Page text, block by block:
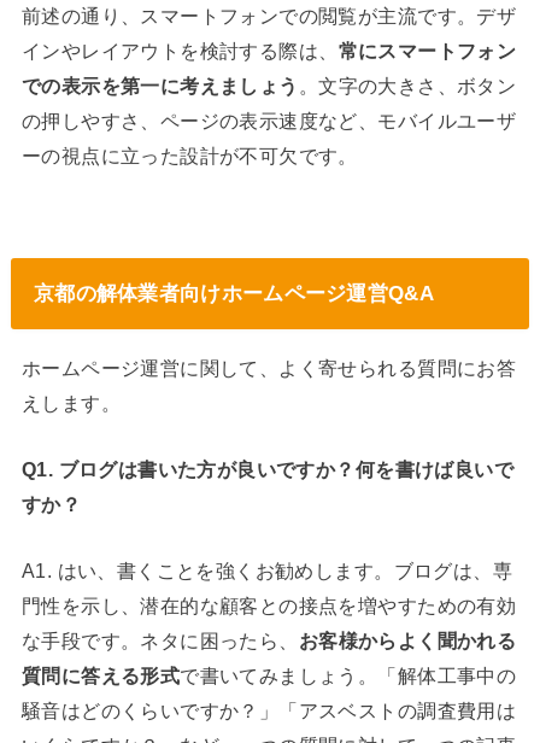
前述の通り、スマートフォンでの閲覧が主流です。デザ
インやレイアウトを検討する際は、 常にスマートフォン
での表示を第一に考えましょう 。文字の大きさ、ボタン
の押しやすさ、ページの表示速度など、モバイルユーザ
ーの視点に立った設計が不可欠です。
京都の解体業者向けホームページ運営Q&A
ホームページ運営に関して、よく寄せられる質問にお答
えします。
Q1. ブログは書いた方が良いですか？何を書けば良いで
すか？
A1. はい、書くことを強くお勧めします。ブログは、専
門性を示し、潜在的な顧客との接点を増やすための有効
な手段です。ネタに困ったら、 お客様からよく聞かれる
質問に答える形式で書いてみましょう。「解体工事中の
騒音はどのくらいですか？」「アスベストの調査費用は